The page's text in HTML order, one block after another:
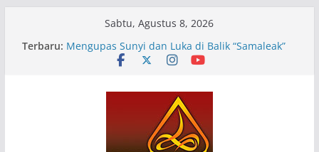
Sabtu, Agustus 8, 2026
Terbaru: Pameran Lukisan Komunitas Patria Seni Rupa
Kota Blitar : Ketika “Bergerak” Menjadi Mantra
Mengupas Sunyi dan Luka di Balik “Samaleak”
Menjaga Marwah Seni dan Budaya: Catatan
Kunjungan Kerja Ir. Bambang Haryo Soekartono
(BHS) Anggota DPR RI ke Taman Budaya Jawa